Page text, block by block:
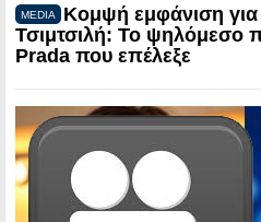
MEDIA
Κομψή εμφάνιση για
Τσιμτσιλή: Το ψηλόμεσο
Prada που επέλεξε